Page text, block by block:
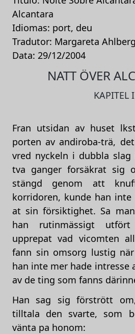
Alcantara
Idiomas: port, deu
Tradutor: Margareta
Data: 29/12/2004
NATT ÖVER
KAPITEL I
Fran utsidan av huset
porten av andiroba-trä,
vred nyckeln i dubbla slag
tva ganger forsäkrat sig
stängd genom att
korridoren, kunde han
at sin försiktighet. Sa
han rutinmässigt utfört
upprepat vad vicomten
fann sin omsorg lustig
han inte mer hade intresse
av de ting som fanns
Han sag sig förstrött
tilltala den svarte, som
vänta pa honom: